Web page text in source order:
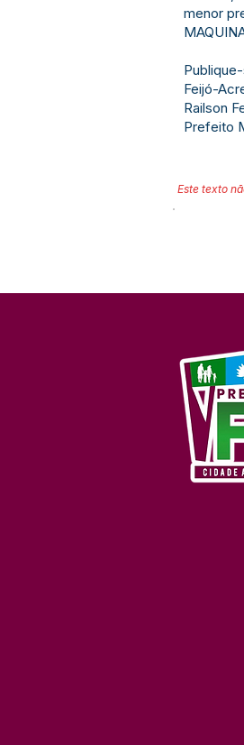
menor
Feijó-
Railson
Prefeito
Este texto